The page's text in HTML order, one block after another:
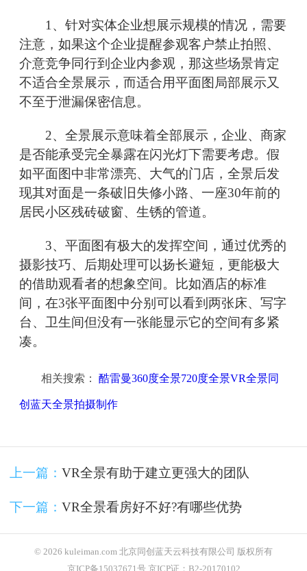
1、针对实体企业想展示规模的情况，需要
注意，如果这个企业提醒参观客户禁止拍照、
介意竞争同行到企业内参观，那这些场景肯定
不适合全景展示，而适合用平面图局部展示又
不至于泄漏保密信息。
2、全景展示意味着全部展示，企业、商家
是否能承受完全暴露在闪光灯下需要考虑。假
如平面图中非常漂亮、大气的门店，全景后发
现其对面是一条破旧失修小路、一座30年前的
居民小区残砖破窗、生锈的管道。
3、平面图有极大的发挥空间，通过优秀的
摄影技巧、后期处理可以扬长避短，更能极大
的借助观看者的想象空间。比如酒店的标准
间，在3张平面图中分别可以看到两张床、写字
台、卫生间但没有一张能显示它的空间有多紧
凑。
相关搜索： 酷雷曼360度全景720度全景VR全景同
创蓝天全景拍摄制作
上一篇： VR全景有助于建立更强大的团队
下一篇： VR全景看房好不好?有哪些优势
© 2026 kuleiman.com 北京同创蓝天云科技有限公司 版权所有
京ICP备15037671号 京ICP证：B2-20170102